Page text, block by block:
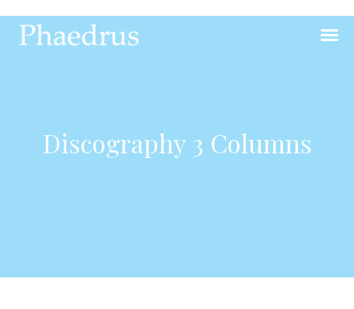
Discography 3 Columns